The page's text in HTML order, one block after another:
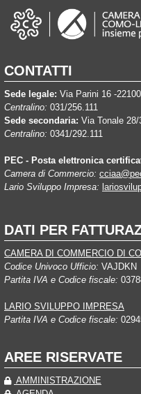
CONTATTI
Sede legale: Via Parini 16 -
Centralino: 031/256.111
Sede secondaria: Via Tonale
Centralino: 0341/292.111
PEC - Posta elettronica
Camera di Commercio:
Lario Sviluppo Impresa:
DATI PER
CAMERA DI COMMERCIO DI
Codice Univoco Ufficio: VAJDKN
Partita IVA e Codice fiscale:
LARIO SVILUPPO IMPRESA
Partita IVA e Codice fiscale:
AREE RISERVATE
AMMINISTRAZIONE